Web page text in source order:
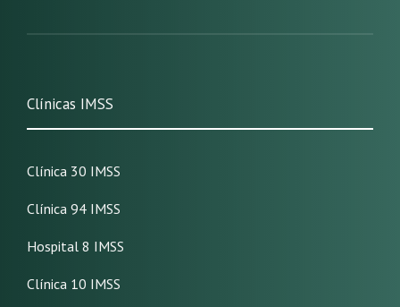
Clínicas IMSS
Clínica 30 IMSS
Clínica 94 IMSS
Hospital 8 IMSS
Clínica 10 IMSS